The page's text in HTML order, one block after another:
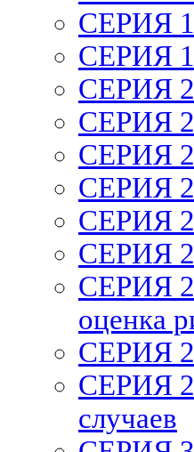
СЕРИЯ
СЕРИЯ
СЕРИЯ
СЕРИЯ
СЕРИЯ
СЕРИЯ
СЕРИЯ
СЕРИЯ
СЕРИЯ
оценка
СЕРИЯ
СЕРИЯ
случаев